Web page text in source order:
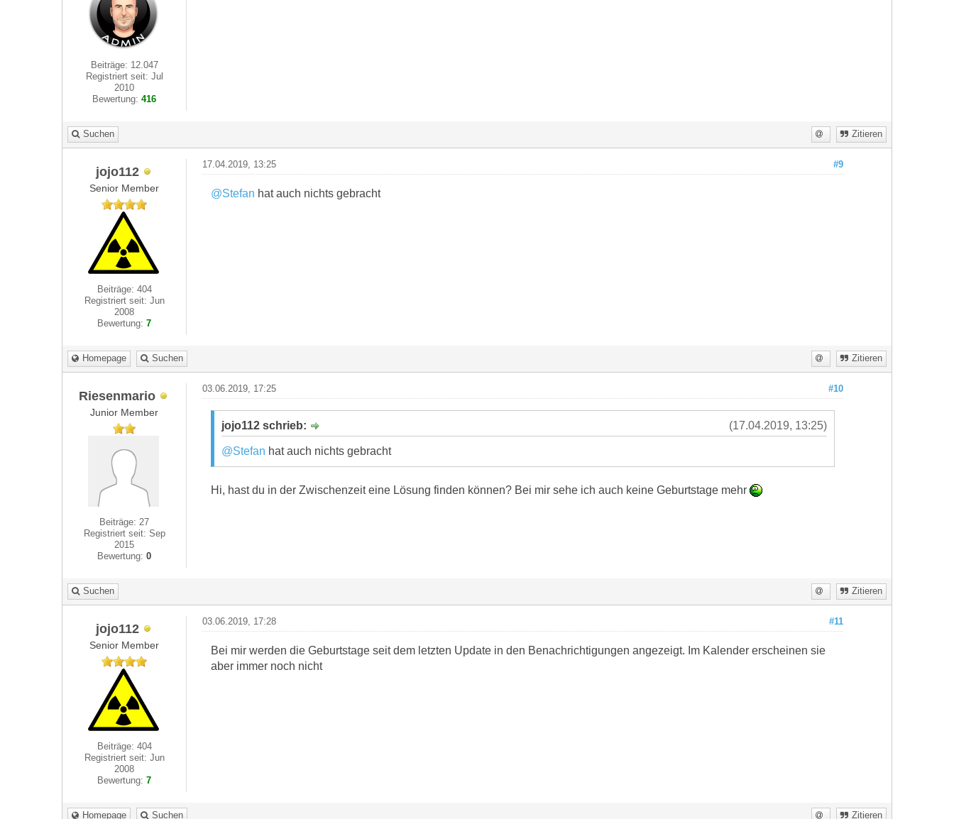
Beiträge: 12.047
Registriert seit: Jul
2010
Bewertung:416
Suchen Zitieren
jojo112
Senior Member
Beiträge: 404
Registriert seit: Jun
2008
Bewertung:7
#9
17.04.2019, 13:25
@Stefan hat auch nichts gebracht
Homepage Suchen Zitieren
Riesenmario
Junior Member
Beiträge: 27
Registriert seit: Sep
2015
Bewertung:0
#10
03.06.2019, 17:25
(17.04.2019, 13:25)
jojo112 schrieb:
@Stefan hat auch nichts gebracht
Hi, hast du in der Zwischenzeit eine Lösung finden können? Bei mir sehe ich auch keine Geburtstage mehr
Suchen Zitieren
jojo112
Senior Member
Beiträge: 404
Registriert seit: Jun
2008
Bewertung:7
#11
03.06.2019, 17:28
Bei mir werden die Geburtstage seit dem letzten Update in den Benachrichtigungen angezeigt. Im Kalender erscheinen sie
aber immer noch nicht
Homepage Suchen Zitieren